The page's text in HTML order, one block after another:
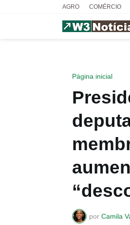
AGRO COMÉRCIO
Página inicial
por Camila